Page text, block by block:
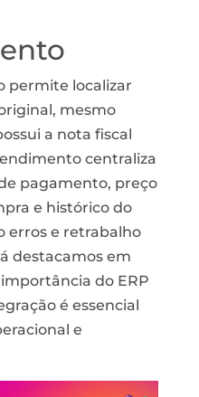
permite localizar
mesmo
a nota fiscal
centraliza
pagamento, preço
e histórico do
erros e retrabalho
destacamos em
do ERP
é essencial
e